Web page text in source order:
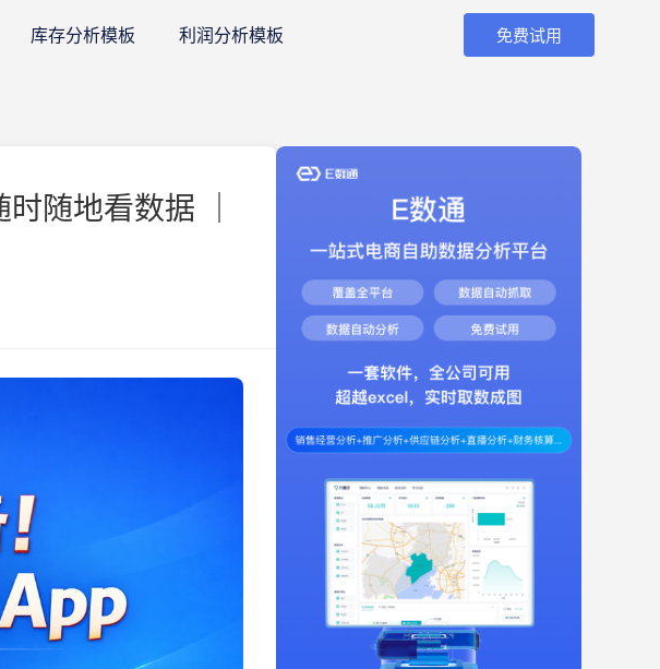
库存分析模板 利润分析模板 免费试用
随地看数据 ｜